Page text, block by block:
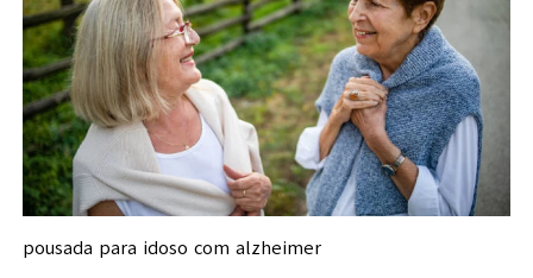
pousada para idoso com alzheimer